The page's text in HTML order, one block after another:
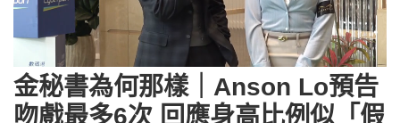
UnmuteLoaded
5.90%
金秘書為何那樣｜Anson Lo預告
吻戲最多6次 回應身高比例似「假